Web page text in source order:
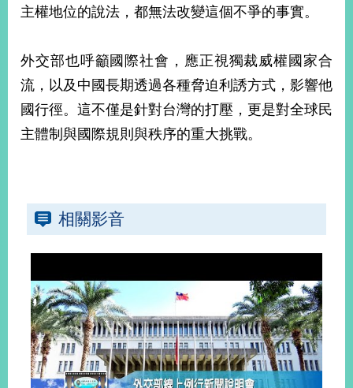
主權地位的說法，都無法改變這個不爭的事實。
外交部也呼籲國際社會，應正視獨裁威權國家合
流，以及中國長期透過各種脅迫利誘方式，影響他
國行徑。這不僅是針對台灣的打壓，更是對全球民
主體制與國際規則與秩序的重大挑戰。
相關影音